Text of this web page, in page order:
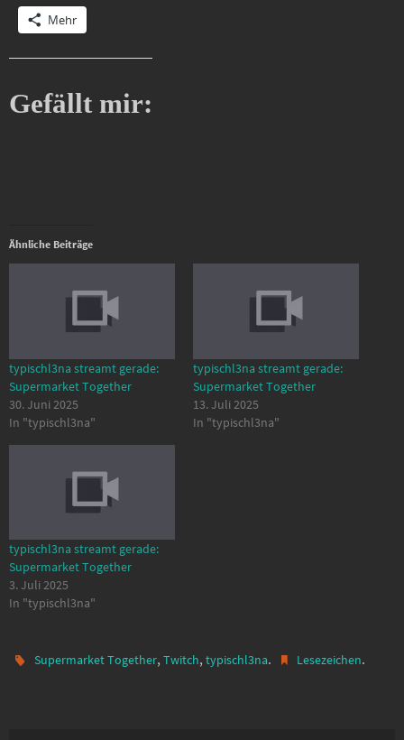
Mehr
Gefällt mir:
Ähnliche Beiträge
typischl3na streamt gerade:
Supermarket Together
30. Juni 2025
In "typischl3na"
typischl3na streamt gerade:
Supermarket Together
13. Juli 2025
In "typischl3na"
typischl3na streamt gerade:
Supermarket Together
3. Juli 2025
In "typischl3na"
Supermarket Together,Twitch,typischl3na. Lesezeichen.